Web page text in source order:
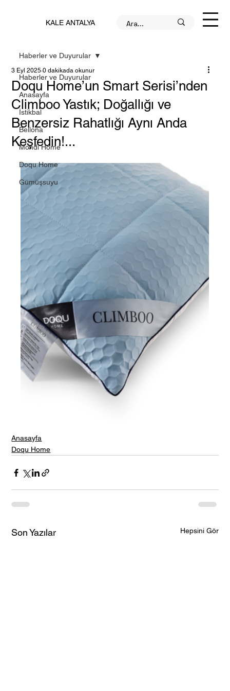
KALE ANTALYA
Haberler ve Duyurular
Anasayfa
İstikbal
Bellona
Mondi Home
Doqu Home
Gümüşsuyu
Haberler ve Duyurular
Doqu Home’un Smart Serisi’nden
Climboo Yastık; Doğallığı ve
Benzersiz Rahatlığı Aynı Anda
Keşfedin!...
3 Eyl 2025 0 dakikada okunur
Anasayfa
Doqu Home
Son Yazılar Hepsini Gör